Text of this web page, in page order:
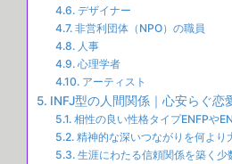
デザイナー
非営利団体（NPO）の職員
人事
心理学者
アーティスト
INFJ型の人間関係｜心安らぐ恋
相性の良い性格タイプENFPや
精神的な深いつながりを何より
生涯にわたる信頼関係を築く少